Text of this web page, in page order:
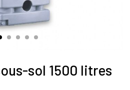
sol 1500 litres